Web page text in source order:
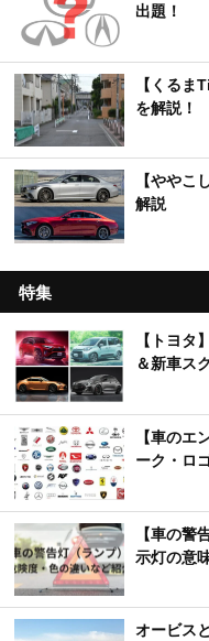
出題！
【くるま
を解説！
【ややこ
解説
特集
【トヨタ
＆新車ス
【車のエ
ーク・ロ
【車の警
示灯の意
オービス